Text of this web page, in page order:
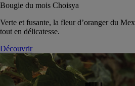
Bougie du mois Choisya
Verte et fusante, la fleur d’oranger du
tout en délicatesse.
Découvrir